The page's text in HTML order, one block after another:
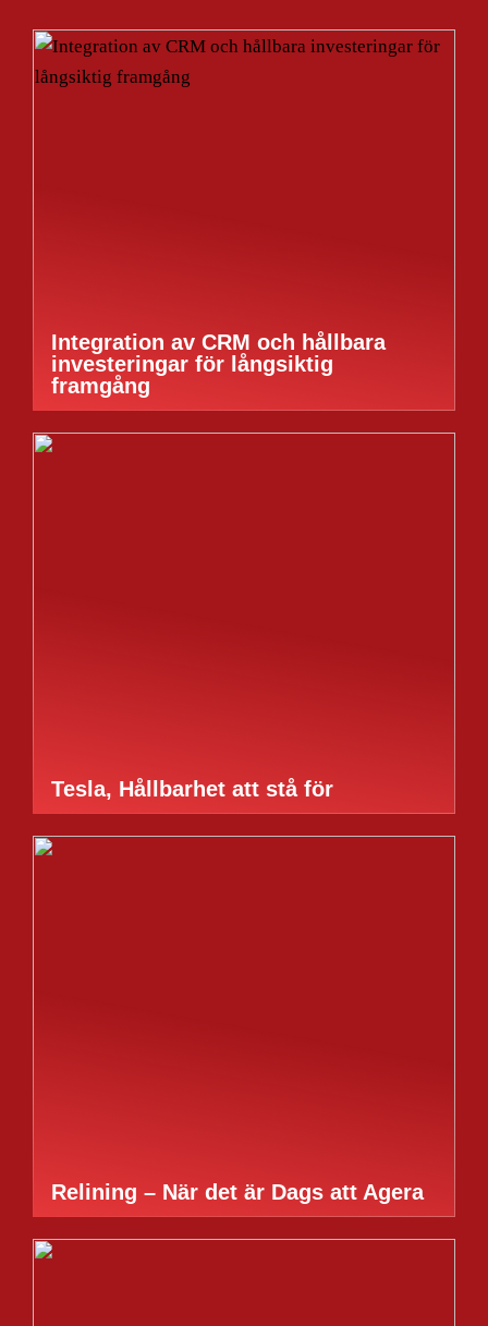
Integration av CRM och hållbara
investeringar för långsiktig
framgång
Tesla, Hållbarhet att stå för
Relining – När det är Dags att Agera